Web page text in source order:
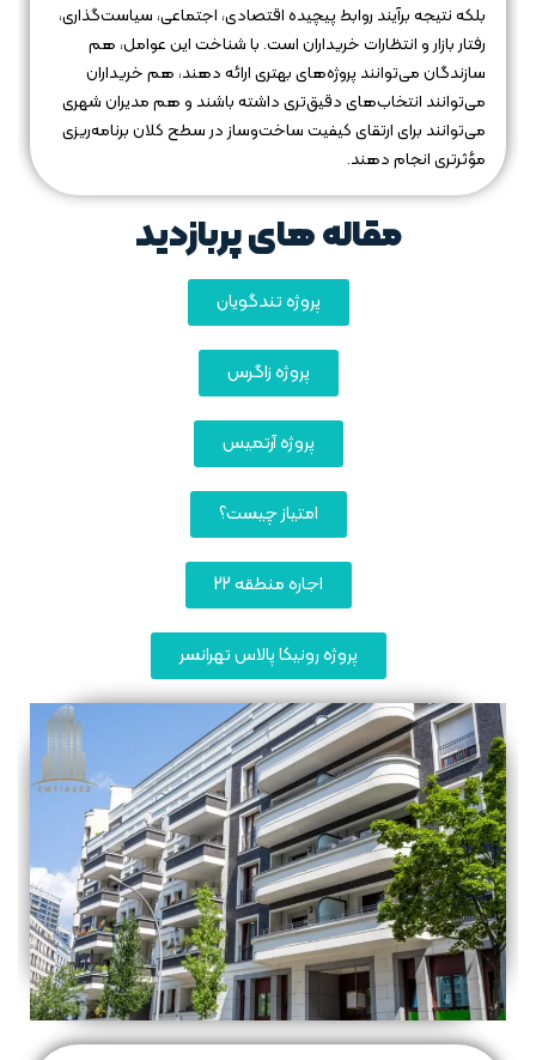
بلکه نتیجه برآیند روابط پیچیده اقتصادی، اجتماعی، سیاست‌گذاری،
رفتار بازار و انتظارات خریداران است. با شناخت این عوامل، هم
سازندگان می‌توانند پروژه‌های بهتری ارائه دهند، هم خریداران
می‌توانند انتخاب‌های دقیق‌تری داشته باشند و هم مدیران شهری
می‌توانند برای ارتقای کیفیت ساخت‌وساز در سطح کلان برنامه‌ریزی
مؤثرتری انجام دهند.
مقاله های پربازدید
پروژه تندگویان
پروژه زاگرس
پروژه آرتمیس
امتیاز چیست؟
اجاره منطقه 22
پروژه رونیکا پالاس تهرانسر